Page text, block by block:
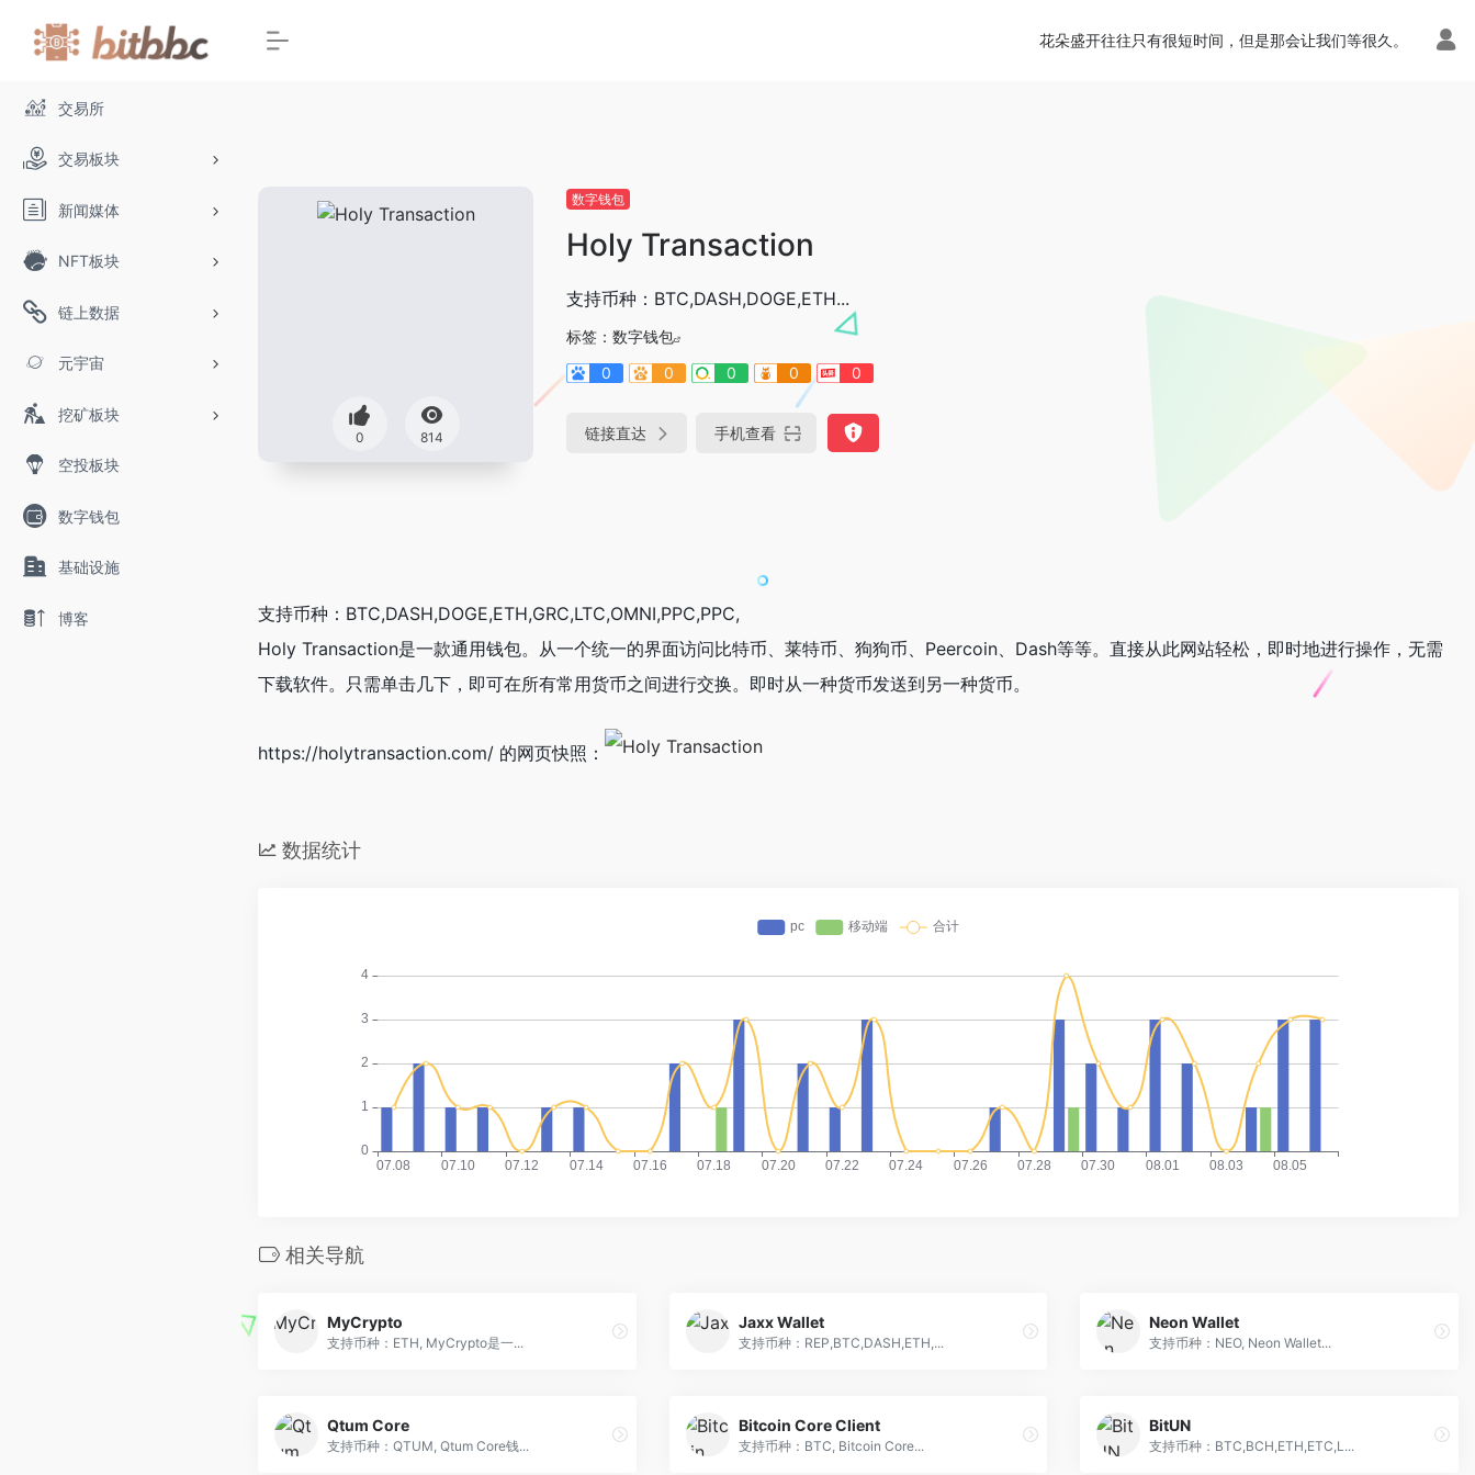
交易所
交易板块
新闻媒体
NFT板块
链上数据
元宇宙
挖矿板块
空投板块
数字钱包
基础设施
博客
花朵盛开往往只有很短时间，但是那会让我们等很久。
0 814
数字钱包
Holy Transaction
支持币种：BTC,DASH,DOGE,ETH...
标签： 数字钱包
0
0 0 0 0
链接直达 手机查看
支持币种：BTC,DASH,DOGE,ETH,GRC,LTC,OMNI,PPC,PPC,
Holy Transaction是一款通用钱包。从一个统一的界面访问比特币、莱特币、狗狗币、Peercoin、Dash等等。直接从此网站轻松，即时地进行操作，无需
下载软件。只需单击几下，即可在所有常用货币之间进行交换。即时从一种货币发送到另一种货币。
https://holytransaction.com/ 的网页快照：
数据统计
相关导航
MyCrypto
支持币种：ETH, MyCrypto是一...
Jaxx Wallet
支持币种：REP,BTC,DASH,ETH,...
Neon Wallet
支持币种：NEO, Neon Wallet...
Qtum Core
支持币种：QTUM, Qtum Core钱...
Bitcoin Core Client
支持币种：BTC, Bitcoin Core...
BitUN
支持币种：BTC,BCH,ETH,ETC,L...